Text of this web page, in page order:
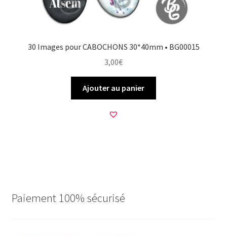
30 Images pour CABOCHONS 30*40mm • BG00015
3,00€
Ajouter au panier
Paiement 100% sécurisé